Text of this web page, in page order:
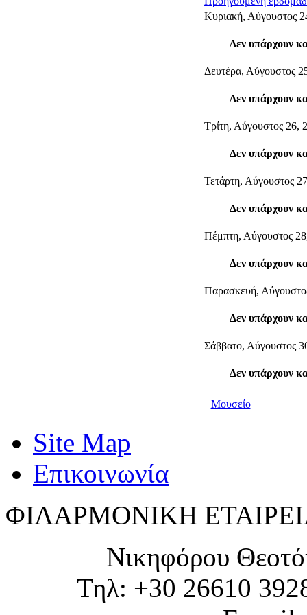
Κυριακή, Αύγουστος
Δεν υπάρχουν
Δευτέρα, Αύγουστος
Δεν υπάρχουν
Τρίτη, Αύγουστος 26,
Δεν υπάρχουν
Τετάρτη, Αύγουστος
Δεν υπάρχουν
Πέμπτη, Αύγουστος
Δεν υπάρχουν
Παρασκευή,
Δεν υπάρχουν
Σάββατο, Αύγουστος
Δεν υπάρχουν
Μουσείο
Site Map
Επικοινωνία
ΦΙΛΑΡΜΟΝΙΚΗ
Νικηφόρου
Τηλ: +30 26610